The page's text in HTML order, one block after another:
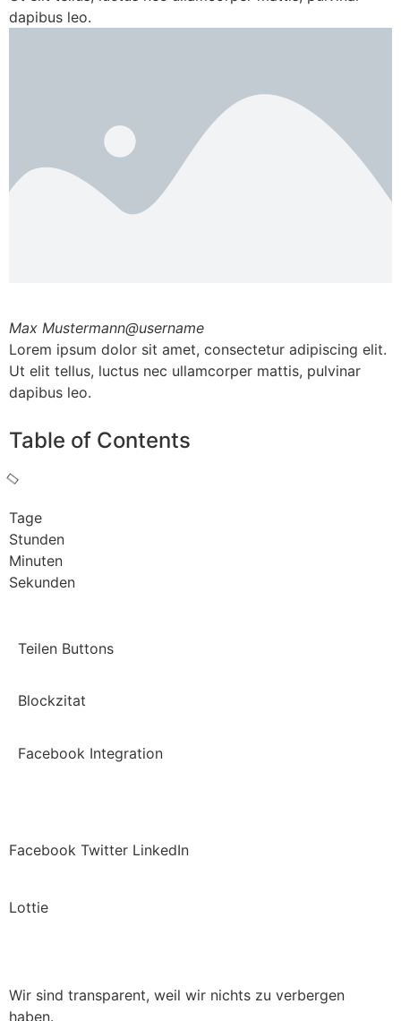
dapibus leo.
Max Mustermann@username
Lorem ipsum dolor sit amet, consectetur adipiscing elit.
Ut elit tellus, luctus nec ullamcorper mattis, pulvinar
dapibus leo.
Table of Contents
Tage
Stunden
Minuten
Sekunden
Teilen Buttons
Blockzitat
Facebook Integration
Facebook Twitter LinkedIn
Lottie
Wir sind transparent, weil wir nichts zu verbergen
haben.